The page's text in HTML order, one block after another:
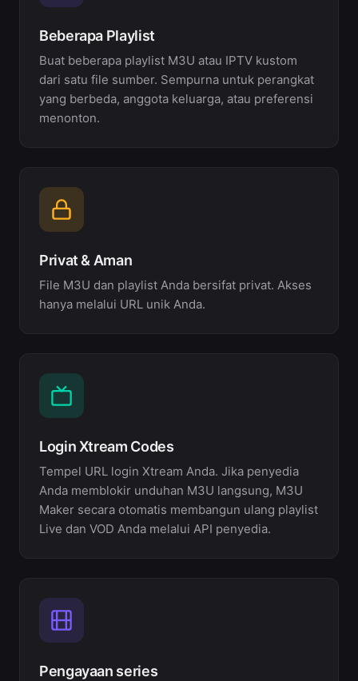
Beberapa Playlist
Buat beberapa playlist M3U atau IPTV kustom
dari satu file sumber. Sempurna untuk perangkat
yang berbeda, anggota keluarga, atau preferensi
menonton.
Privat & Aman
File M3U dan playlist Anda bersifat privat. Akses
hanya melalui URL unik Anda.
Login Xtream Codes
Tempel URL login Xtream Anda. Jika penyedia
Anda memblokir unduhan M3U langsung, M3U
Maker secara otomatis membangun ulang playlist
Live dan VOD Anda melalui API penyedia.
Pengayaan series